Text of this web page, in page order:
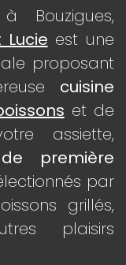
Bouzigues,
est une
proposant
cuisine
et de
assiette,
première
par
grillés,
plaisirs